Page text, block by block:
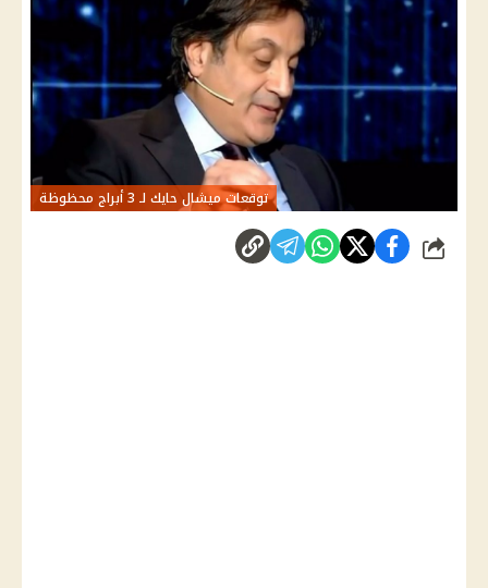
توقعات ميشال حايك لـ 3 أبراج محظوظة
شارك